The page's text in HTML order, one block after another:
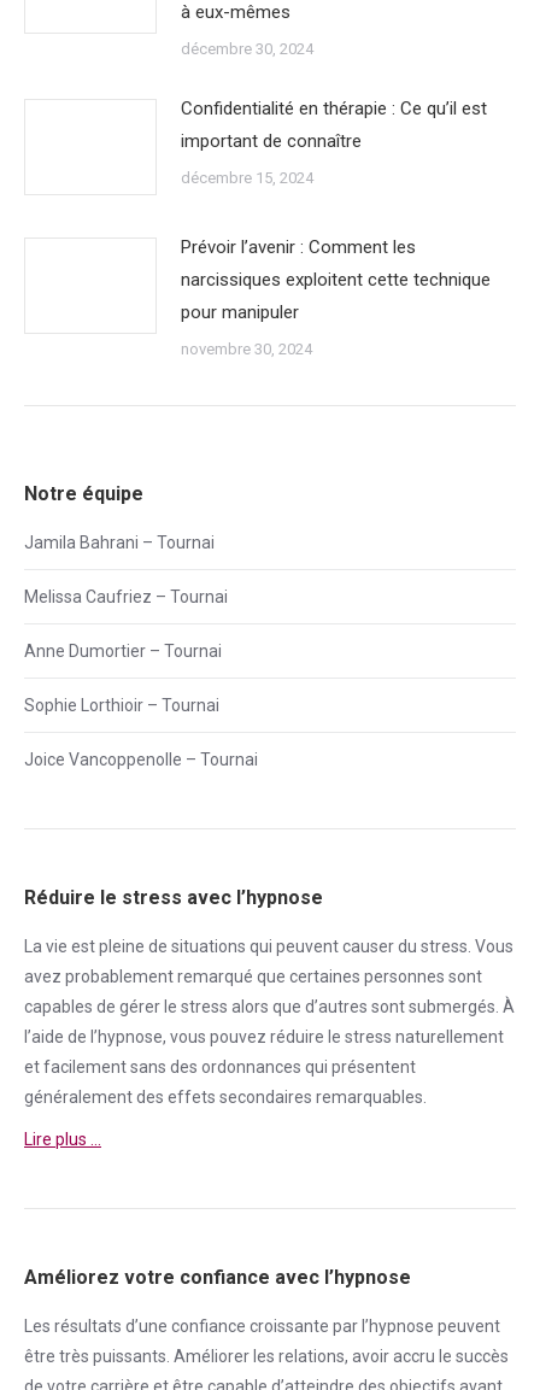
à eux-mêmes
décembre 30, 2024
Confidentialité en thérapie : Ce qu’il est
important de connaître
décembre 15, 2024
Prévoir l’avenir : Comment les
narcissiques exploitent cette technique
pour manipuler
novembre 30, 2024
Notre équipe
Jamila Bahrani – Tournai
Melissa Caufriez – Tournai
Anne Dumortier – Tournai
Sophie Lorthioir – Tournai
Joice Vancoppenolle – Tournai
Réduire le stress avec l’hypnose
La vie est pleine de situations qui peuvent causer du stress . Vous
avez probablement remarqué que certaines personnes sont
capables de gérer le stress alors que d’autres sont submergés. À
l’aide de l’hypnose, vous pouvez réduire le stress naturellement
et facilement sans des ordonnances qui présentent
généralement des effets secondaires remarquables.
Lire plus …
Améliorez votre confiance avec l’hypnose
Les résultats d’une confiance croissante par l’hypnose peuvent
être très puissants. Améliorer les relations, avoir accru le succès